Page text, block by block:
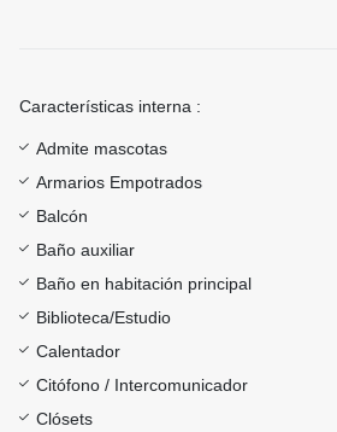
Características interna :
Admite mascotas
Armarios Empotrados
Balcón
Baño auxiliar
Baño en habitación principal
Biblioteca/Estudio
Calentador
Citófono / Intercomunicador
Clósets